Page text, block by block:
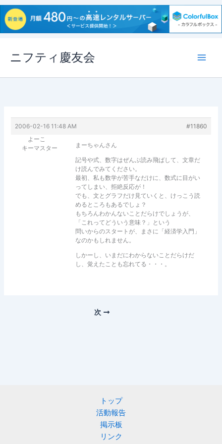
ス
ニフティ慶友会
2006-02-16 11:48 AM
#11860
よーこ
キーマスター
まーちゃんさん
記号や式、数字はぜんぶ読み飛ばして、文章だ
け読んでみてください。
最初、私も数学が苦手なだけに、数式に目がい
ってしまい、拒絶反応が！
でも、文とグラフだけ見ていくと、けっこう読
めるところもあるでしょ？
もちろんわかんないことだらけでしょうが、
「これってどういう意味？」という
問いからのスタートが、まさに「経済学入門」
なのかもしれません。
しかーし、いまだにわからないことだらけだ
し、覚えたことも忘れてる・・・。
次
トップ
活動報告
掲示板
リンク